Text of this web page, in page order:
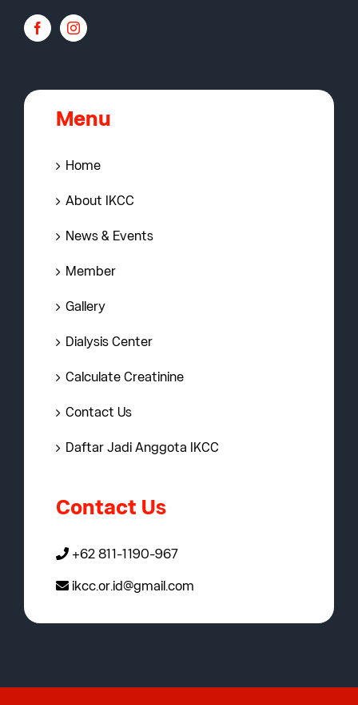
Menu
Home
About IKCC
News & Events
Member
Gallery
Dialysis Center
Calculate Creatinine
Contact Us
Daftar Jadi Anggota IKCC
Contact Us
+62 811-1190-967
ikcc.or.id@gmail.com